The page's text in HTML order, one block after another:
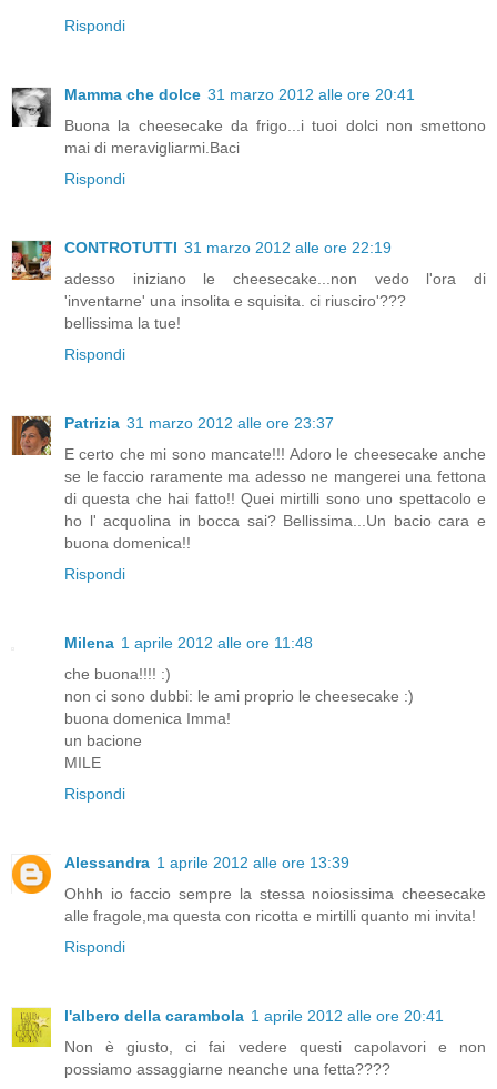
Rispondi
Mamma che dolce 31 marzo 2012 alle ore 20:41
Buona la cheesecake da frigo...i tuoi dolci non smettono
mai di meravigliarmi.Baci
Rispondi
CONTROTUTTI 31 marzo 2012 alle ore 22:19
adesso iniziano le cheesecake...non vedo l'ora di
'inventarne' una insolita e squisita. ci riusciro'???
bellissima la tue!
Rispondi
Patrizia 31 marzo 2012 alle ore 23:37
E certo che mi sono mancate!!! Adoro le cheesecake anche
se le faccio raramente ma adesso ne mangerei una fettona
di questa che hai fatto!! Quei mirtilli sono uno spettacolo e
ho l' acquolina in bocca sai? Bellissima...Un bacio cara e
buona domenica!!
Rispondi
Milena 1 aprile 2012 alle ore 11:48
che buona!!!! :)
non ci sono dubbi: le ami proprio le cheesecake :)
buona domenica Imma!
un bacione
MILE
Rispondi
Alessandra 1 aprile 2012 alle ore 13:39
Ohhh io faccio sempre la stessa noiosissima cheesecake
alle fragole,ma questa con ricotta e mirtilli quanto mi invita!
Rispondi
l'albero della carambola 1 aprile 2012 alle ore 20:41
Non è giusto, ci fai vedere questi capolavori e non
possiamo assaggiarne neanche una fetta????